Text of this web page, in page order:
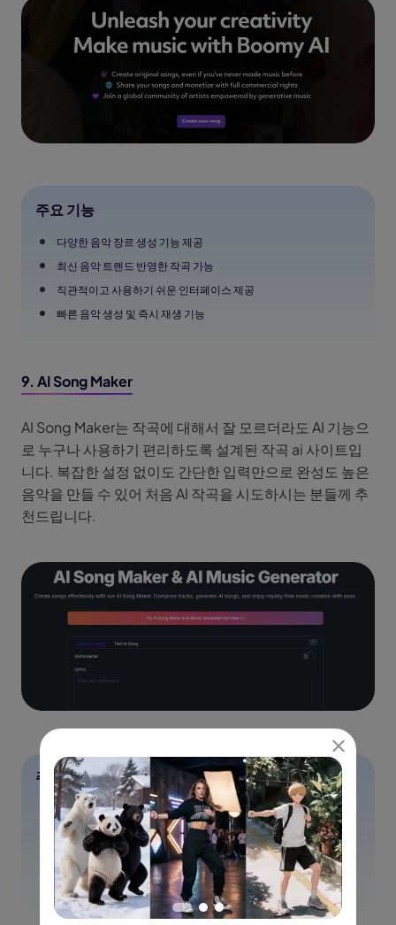
주요 기능
다양한 음악 장르 생성 기능 제공
최신 음악 트렌드 반영한 작곡 가능
직관적이고 사용하기 쉬운 인터페이스 제공
빠른 음악 생성 및 즉시 재생 기능
9. AI Song Maker
AI Song Maker는 작곡에 대해서 잘 모르더라도 AI 기능으
로 누구나 사용하기 편리하도록 설계된 작곡 ai 사이트입
니다. 복잡한 설정 없이도 간단한 입력만으로 완성도 높은
음악을 만들 수 있어 처음 AI 작곡을 시도하시는 분들께 추
천드립니다.
주요 기능
초보자 친화적인 간단한 인터페이스
자동 멜로디 및 하모니 생성 기능 제공
다양한 악기 조합 선택 가능
빠른 음원 생성 및 다운로드 지원